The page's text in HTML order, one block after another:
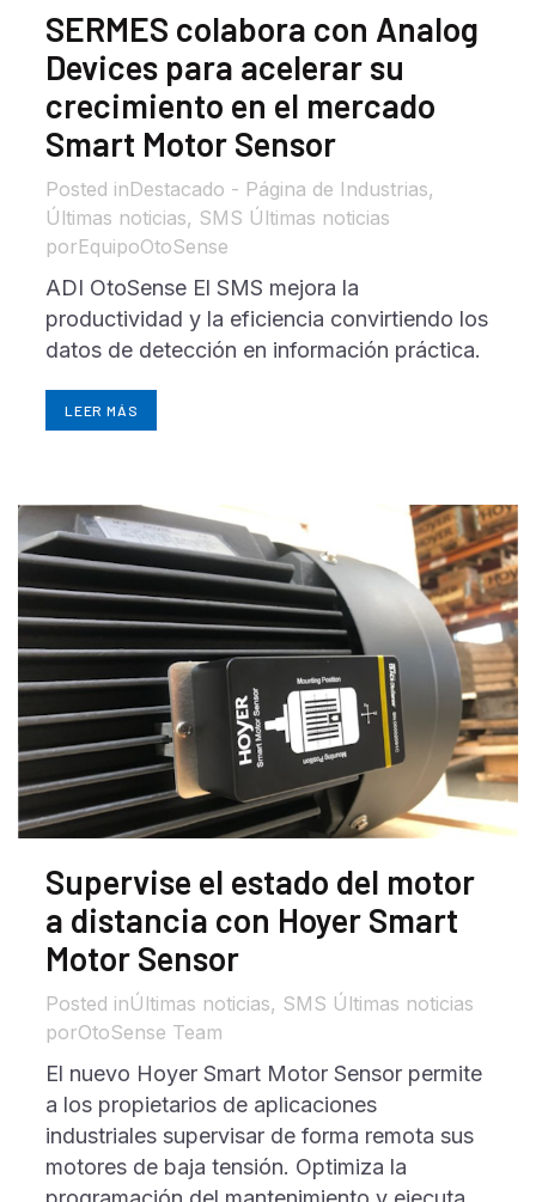
SERMES colabora con Analog
Devices para acelerar su
crecimiento en el mercado
Smart Motor Sensor
inDestacado - Página de Industrias,
Últimas noticias, SMS Últimas noticias
porEquipoOtoSense
ADI OtoSense El SMS mejora la
productividad y la eficiencia convirtiendo los
datos de detección en información práctica.
LEER MÁS
Supervise el estado del motor
a distancia con Hoyer Smart
Motor Sensor
inÚltimas noticias, SMS Últimas noticias
porOtoSense Team
El nuevo Hoyer Smart Motor Sensor permite
a los propietarios de aplicaciones
industriales supervisar de forma remota sus
motores de baja tensión. Optimiza la